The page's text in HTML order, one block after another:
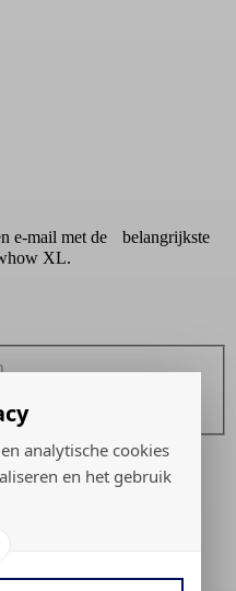
analytische cookies
en het gebruik
e-mail met de belangrijkste
XL.
ga akkoord met de